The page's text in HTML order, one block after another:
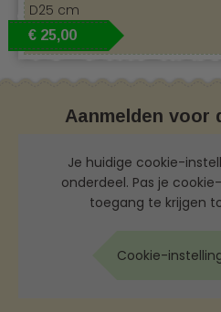
D25 cm
€ 25,00
Aanmelden voor
Je huidige cookie-
onderdeel. Pas je
toegang te krijgen
Cookie-